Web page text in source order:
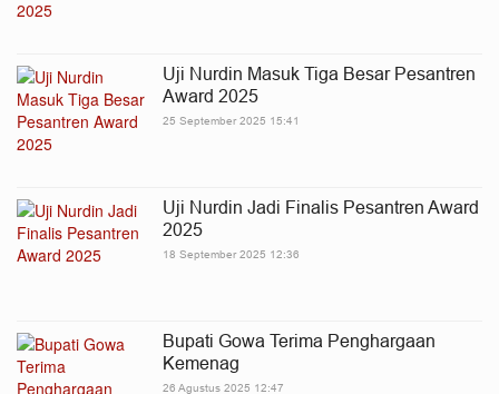
Uji Nurdin Masuk Tiga Besar Pesantren
Award 2025
25 September 2025 15:41
Uji Nurdin Jadi Finalis Pesantren Award
2025
18 September 2025 12:36
Bupati Gowa Terima Penghargaan
Kemenag
26 Agustus 2025 12:47